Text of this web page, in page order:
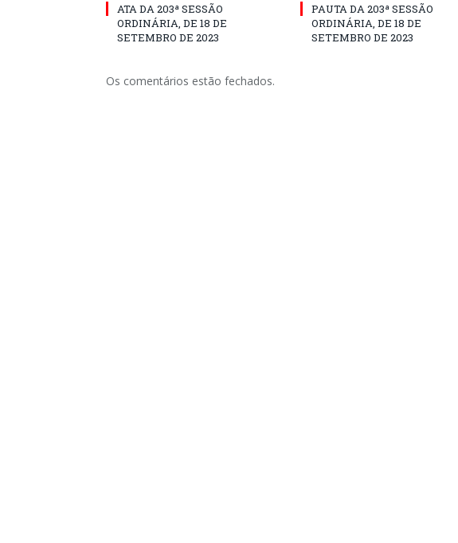
ATA DA 203ª SESSÃO
ORDINÁRIA, DE 18 DE
SETEMBRO DE 2023
PAUTA DA 203ª SESSÃO
ORDINÁRIA, DE 18 DE
SETEMBRO DE 2023
Os comentários estão fechados.